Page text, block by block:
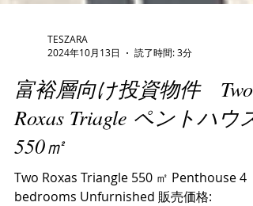
2024年10月13日
読了時間: 3分
富裕層向け投資物件 Two
Roxas Triagle ペントハウス
550㎡